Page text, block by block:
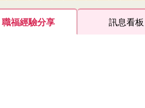
職福經驗分享 訊息看板